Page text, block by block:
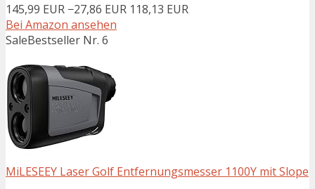
145,99 EUR −27,86 EUR 118,13 EUR
Bei Amazon ansehen
SaleBestseller Nr. 6
MiLESEEY Laser Golf Entfernungsmesser 1100Y mit Slope